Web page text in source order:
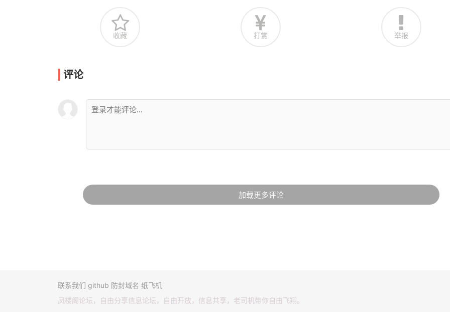
收藏 打赏 举报
评论
加载更多评论
联系我们 github 防封域名 纸飞机
凤楼阁论坛，自由分享信息论坛，自由开放，信息共享，老司机带你自由飞翔。